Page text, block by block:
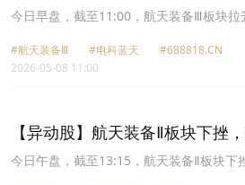
(688818.CN)涨19.99%
今日早盘，截至11:00，航天装备Ⅲ板块拉
工导航(688282.CN)涨7.49%报94.62元，
2.21%报24.04元，航天电子(600879.CN)
#航天装备Ⅲ #电科蓝天
#688818.CN
2026-05-08 11:00
【异动股】航天装备Ⅱ板块下挫
(300722.CN)跌8.57%
今日午盘，截至13:15，航天装备Ⅱ板块下